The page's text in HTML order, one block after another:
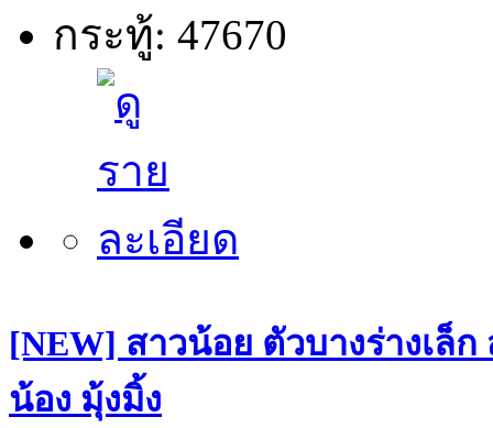
กระทู้: 47670
[NEW] สาวน้อย ตัวบางร่างเล็
น้อง มุ้งมิ้ง